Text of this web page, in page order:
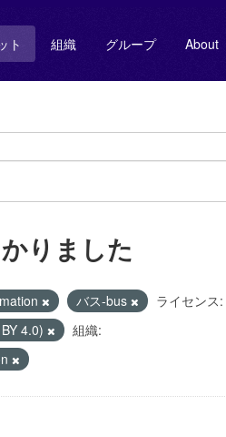
ト 組織 グループ About
りました
バス-bus
ライセンス:
4.0)
組織: